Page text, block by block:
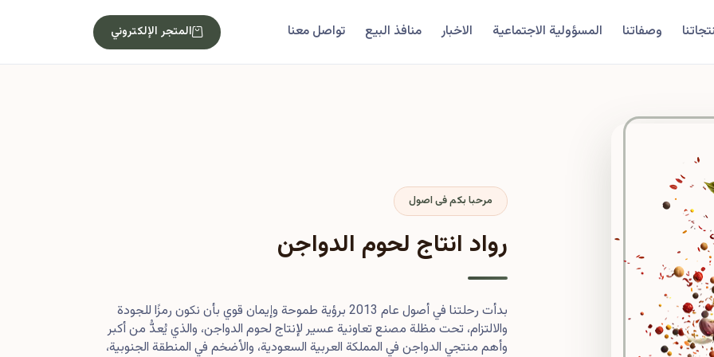
وصفاتنا المسؤولية الاجتماعية الاخبار منافذ البيع تواصل معنا المتجر الإلكتروني
مرحبا بكم فى اصول
رواد انتاج لحوم الدواجن
بدأت رحلتنا في أصول عام 2013 برؤية طموحة وإيمان قوي بأن نكون رمزًا للجودة
والالتزام، تحت مظلة مصنع تعاونية عسير لإنتاج لحوم الدواجن، والذي يُعدُّ من أكبر
وأهم منتجي الدواجن في المملكة العربية السعودية، والأضخم في المنطقة الجنوبية،